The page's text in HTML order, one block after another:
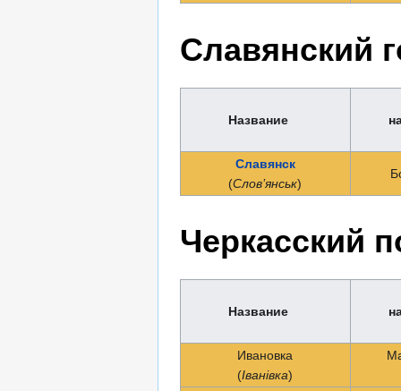
Славянский
Название
Славянск
(Слов’янськ)
Черкасский
Название
Ивановка
(Іванівка)